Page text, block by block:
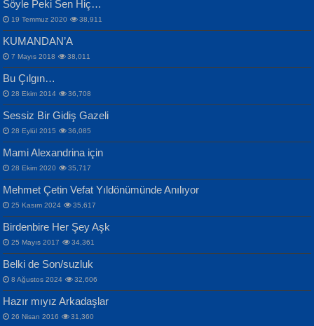
İPEK ACAR SERT
Gazze’nin Şecaati, Ümmetin İmtihanı...
MAHMUT GÜRBÜZ
İbrahim Olmak ve Bitirebilmek...
Selahattin Yıldız
İdrakimle Üşürken...
Songül Özel
Mahzen...
ERDEM BAYAZIT
Sana, Bana, Vatanıma, Ülkemin
İnsanlarına Dair...
NAZIM HİKMET RAN
Bir Cezaevinde, Tecritteki Adamın
Mektupları...
Söyle Peki Sen Hiç…
19 Temmuz 2020 38,911
KUMANDAN’A
7 Mayıs 2018 38,011
Bu Çılgın…
28 Ekim 2014 36,708
Sessiz Bir Gidiş Gazeli
28 Eylül 2015 36,085
Mami Alexandrina için
28 Ekim 2020 35,717
Mehmet Çetin Vefat Yıldönümünde Anılıyor
25 Kasım 2024 35,617
Birdenbire Her Şey Aşk
25 Mayıs 2017 34,361
Belki de Son/suzluk
8 Ağustos 2024 32,606
Hazır mıyız Arkadaşlar
26 Nisan 2016 31,360